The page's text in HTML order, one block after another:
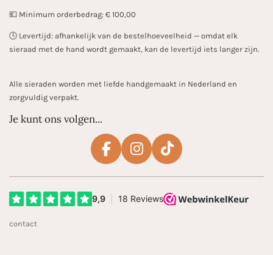
💶 Minimum orderbedrag: € 100,00
🕓 Levertijd: afhankelijk van de bestelhoeveelheid — omdat elk
sieraad met de hand wordt gemaakt, kan de levertijd iets langer zijn.
Alle sieraden worden met liefde handgemaakt in Nederland en
zorgvuldig verpakt.
Je kunt ons volgen...
F
e
I
t
T
T
contact